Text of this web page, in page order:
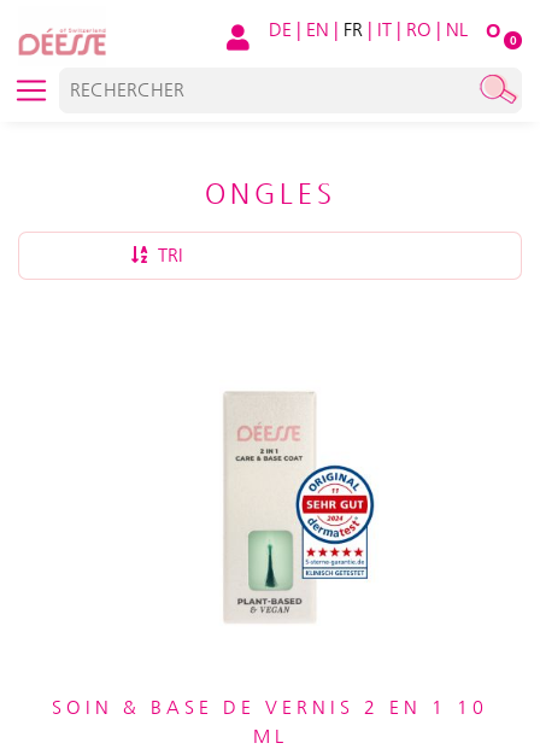
O 0
DE | EN | FR | IT | RO | NL
ONGLES
TRI
SOIN & BASE DE VERNIS 2 EN 1 10
ML